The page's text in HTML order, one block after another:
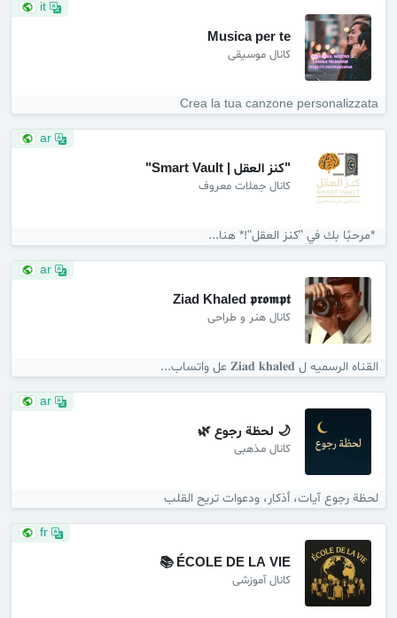
Musica per te
کانال موسیقی
Crea la tua canzone personalizzata
"كنز العقل | Smart Vault"
کانال جملات معروف
️ *مرحبًا بك في "كنز العقل"!* هنا...
Ziad Khaled 𝖕𝖗𝖔𝖒𝖕𝖙
کانال هنر و طراحی
القناه الرسميه ل 𝐙𝐢𝐚𝐝 𝐤𝐡𝐚𝐥𝐞𝐝 عل واتساب...
🌙 لحظة رجوع 🌿
کانال مذهبی
لحظة رجوع آيات، أذكار، ودعوات تريح القلب
ÉCOLE DE LA VIE 📚
کانال آموزشی